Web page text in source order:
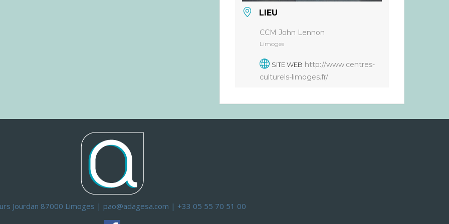
LIEU
CCM John Lennon
Limoges
SITE WEB http://www.centres-
culturels-limoges.fr/
Jourdan 87000 Limoges | pao@adagesa.com | +33 05 55 70 51 00